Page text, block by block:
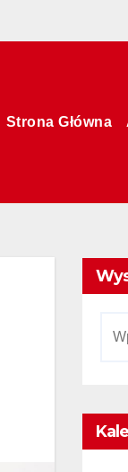
Strona Główna